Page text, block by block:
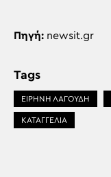
Πηγή: newsit.gr
Tags
ΕΙΡΗΝΗ ΛΑΓΟΥΔΗ
ΚΑΤΑΓΓΕΛΙΑ